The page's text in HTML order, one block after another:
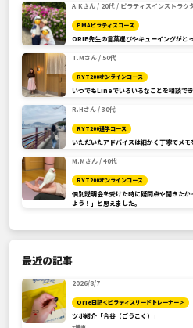
A.Kさん / 20代 / ピラティスインストラク
PMAピラティスコース
ORIE先生の言葉選びやキューイングがと
T.Mさん / 50代
RYT200オンラインコース
いつでもLineでいろいろなことを相談で
R.Hさん / 30代
RYT200通学コース
いただいたアドバイスは細かく丁寧でメ
M.Mさん / 40代
RYT200オンラインコース
個別説明会を受けた時に疑問点や聞きた
よう！」と思えました。
最近の記事
2026/8/7
Orie日記＜ピラティスリードトレーナー＞
ツボ紹介「合谷（ごうこく）」